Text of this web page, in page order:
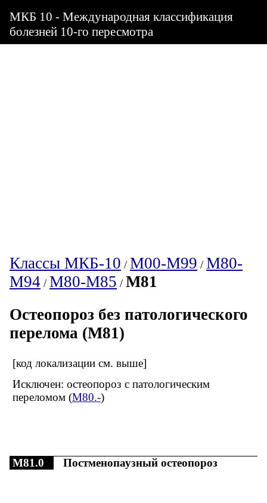
МКБ 10 - Международная классификация
болезней 10-го пересмотра
Классы МКБ-10 /M00-M99 /M80-
M94 /M80-M85 /M81
Остеопороз без патологического
перелома (M81)
[код локализации см. выше]
Исключен: остеопороз с патологическим
переломом (M80.-)
M81.0 Постменопаузный остеопороз